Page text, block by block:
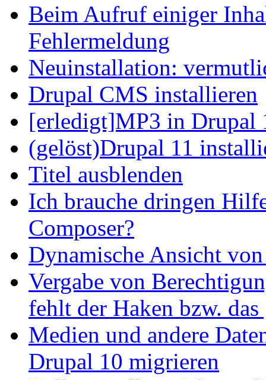
Beim Aufruf einiger
Fehlermeldung
Neuinstallation:
Drupal CMS installieren
[erledigt]MP3 in Drupal
(gelöst)Drupal 11
Titel ausblenden
Ich brauche dringen
Composer?
Dynamische Ansicht
Vergabe von
fehlt der Haken bzw.
Medien und andere
Drupal 10 migrieren